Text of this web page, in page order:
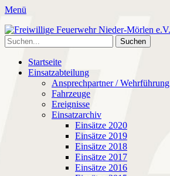
Menü
Freiwillige Feuerwehr Nieder-Mörlen e.V.
Freiwillige Feuerwehr Nieder-Mörlen e.v.
Suche
nach:
Primäres
Menü
Zum
Inhalt
Startseite
Einsatzabteilung
Ansprechpartner / Wehrführung
Fahrzeuge
Ereignisse
Einsatzarchiv
Einsätze 2020
Einsätze 2019
Einsätze 2018
Einsätze 2017
Einsätze 2016